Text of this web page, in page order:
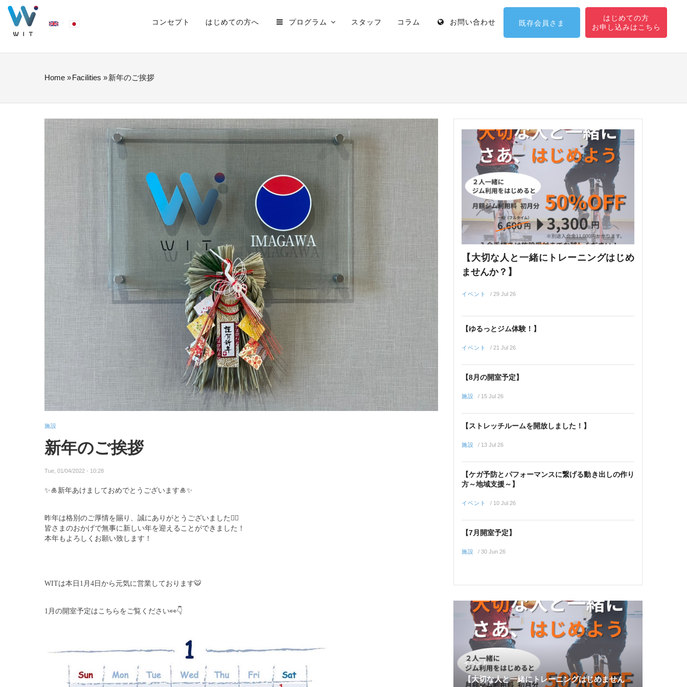
Skip
NAVIGATION
コンセプト はじめての方へ プログラム スタッフ コラム お問い合わせ 既存会員さま
はじめての方
BREADCRUMB
Home »Facilities »新年のご挨拶
施設
新年のご挨拶
Tue, 01/04/2022 - 10:28
✨🎍 新年あけましておめでとうございます🎍✨
昨年は格別のご厚情を賜り、誠にありがとうございました 🙇‍♀
皆さまのおかげで無事に新しい年を迎えることができました！
本年もよろしくお願い致します！
WITは本日1月4日から元気に営業しております🐯
1月の開室予定はこちらをご覧ください👀👇
【大切な人と一緒にトレーニングはじめ
ませんか？】
イベント / 29 Jul 26
【ゆるっとジム体験！】
イベント / 21 Jul 26
【8月の開室予定】
施設 / 15 Jul 26
【ストレッチルームを開放しました！】
施設 / 13 Jul 26
【ケガ予防とパフォーマンスに繋げる動き出しの作り
方～地域支援～】
イベント / 10 Jul 26
【7月開室予定】
施設 / 30 Jun 26
イベント
【大切な人と一緒にトレーニングはじめません